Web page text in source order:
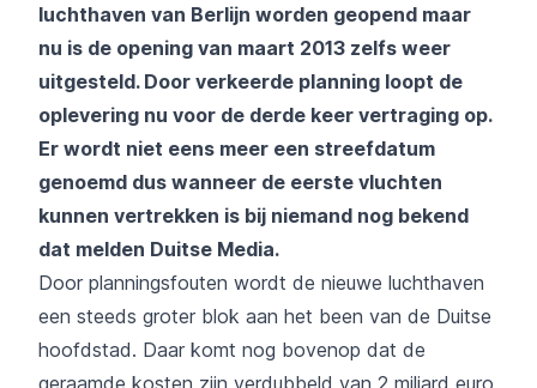
luchthaven van Berlijn worden geopend maar
nu is de opening van maart 2013 zelfs weer
uitgesteld. Door verkeerde planning loopt de
oplevering nu voor de derde keer vertraging op.
Er wordt niet eens meer een streefdatum
genoemd dus wanneer de eerste vluchten
kunnen vertrekken is bij niemand nog bekend
dat melden Duitse Media.
Door planningsfouten wordt de nieuwe luchthaven
een steeds groter blok aan het been van de Duitse
hoofdstad. Daar komt nog bovenop dat de
geraamde kosten zijn verdubbeld van 2 miljard euro